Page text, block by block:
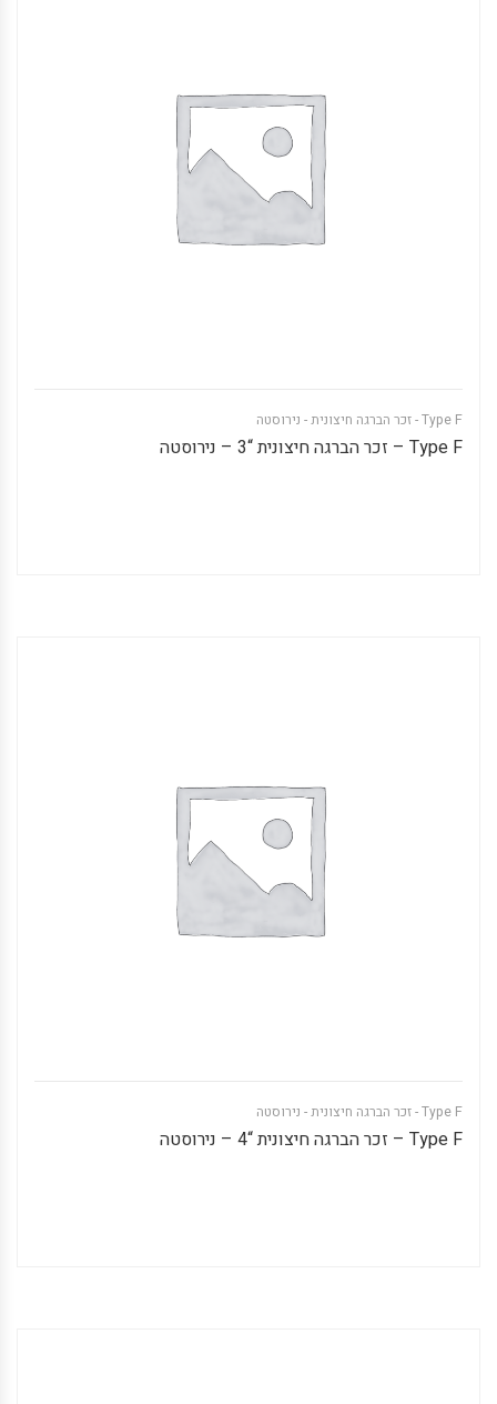
Type F - זכר הברגה חיצונית - נירוסטה
Type F – זכר הברגה חיצונית “3 – נירוסטה
Type F - זכר הברגה חיצונית - נירוסטה
Type F – זכר הברגה חיצונית “4 – נירוסטה